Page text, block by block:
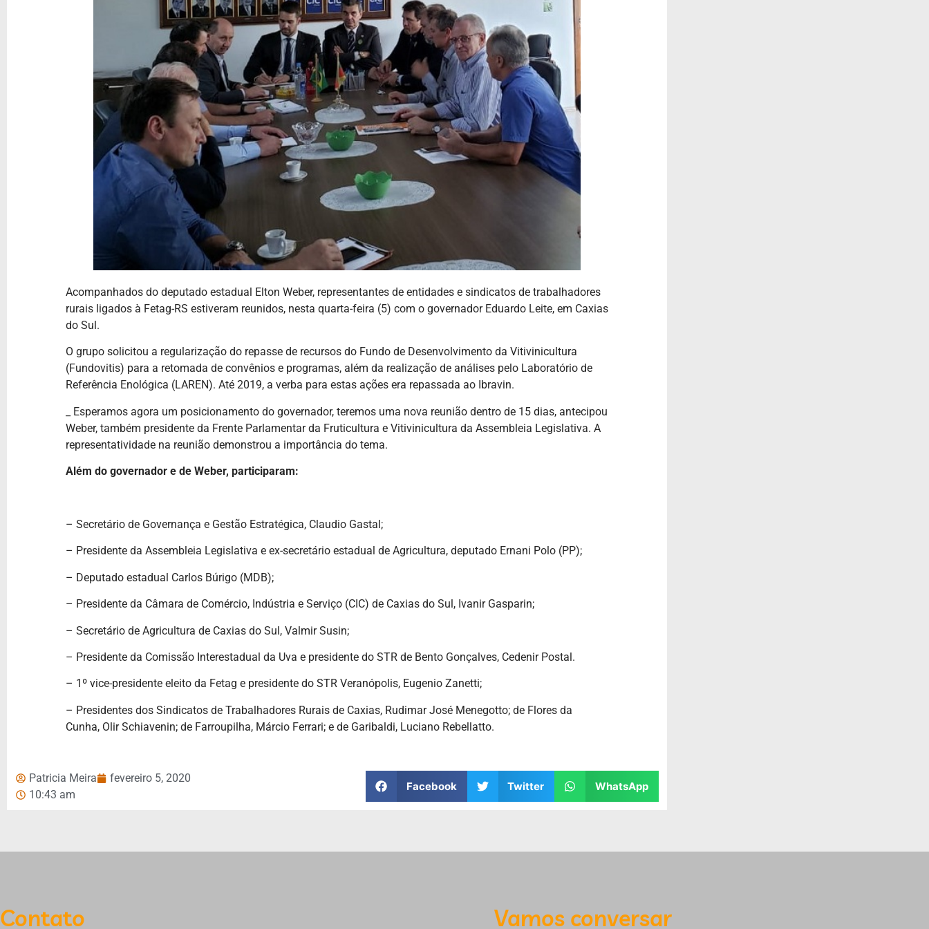
Acompanhados do deputado estadual Elton Weber, representantes de entidades e sindicatos de trabalhadores
rurais ligados à Fetag-RS estiveram reunidos, nesta quarta-feira (5) com o governador Eduardo Leite, em Caxias
do Sul.
O grupo solicitou a regularização do repasse de recursos do Fundo de Desenvolvimento da Vitivinicultura
(Fundovitis) para a retomada de convênios e programas, além da realização de análises pelo Laboratório de
Referência Enológica (LAREN). Até 2019, a verba para estas ações era repassada ao Ibravin.
_ Esperamos agora um posicionamento do governador, teremos uma nova reunião dentro de 15 dias, antecipou
Weber, também presidente da Frente Parlamentar da Fruticultura e Vitivinicultura da Assembleia Legislativa. A
representatividade na reunião demonstrou a importância do tema.
Além do governador e de Weber, participaram:
– Secretário de Governança e Gestão Estratégica, Claudio Gastal;
– Presidente da Assembleia Legislativa e ex-secretário estadual de Agricultura, deputado Ernani Polo (PP);
– Deputado estadual Carlos Búrigo (MDB);
– Presidente da Câmara de Comércio, Indústria e Serviço (CIC) de Caxias do Sul, Ivanir Gasparin;
– Secretário de Agricultura de Caxias do Sul, Valmir Susin;
– Presidente da Comissão Interestadual da Uva e presidente do STR de Bento Gonçalves, Cedenir Postal.
– 1º vice-presidente eleito da Fetag e presidente do STR Veranópolis, Eugenio Zanetti;
– Presidentes dos Sindicatos de Trabalhadores Rurais de Caxias, Rudimar José Menegotto; de Flores da
Cunha, Olir Schiavenin; de Farroupilha, Márcio Ferrari; e de Garibaldi, Luciano Rebellatto.
Patricia Meira
fevereiro 5, 2020
10:43 am
Facebook Twitter WhatsApp
Contato Vamos conversar